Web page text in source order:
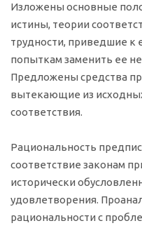
Изложены основные
истины, теории
трудности, приведшие к
попыткам заменить ее
Предложены средства
вытекающие из
соответствия.
Рациональность
соответствие законам
исторически
удовлетворения.
рациональности с